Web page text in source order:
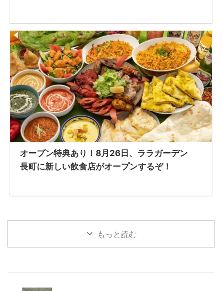
オープン特典あり！8月26日、ララガーデン
長町に新しい飲食店がオープンするぞ！
もっと読む